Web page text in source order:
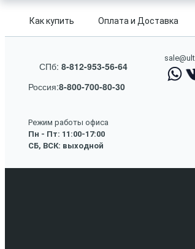
Как купить Оплата и Доставка
СПб: 8-812-953-56-64
Россия:8-800-700-80-30
Режим работы офиса
Пн - Пт: 11:00-17:00
СБ, ВСК: выходной